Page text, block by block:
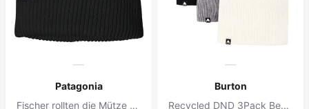
Patagonia
Fischer rollten die Mütze schwarz
Burton
Recycled DND 3Pack Beanie True Black/Sharkskin/ Stout White